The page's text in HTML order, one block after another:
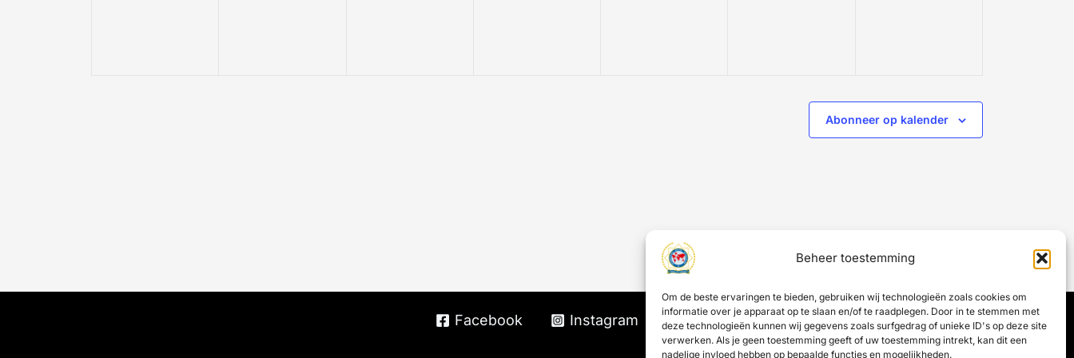
Beheer toestemming
Om de beste ervaringen te bieden, gebruiken wij technologieën zoals cookies om
informatie over je apparaat op te slaan en/of te raadplegen. Door in te stemmen met
deze technologieën kunnen wij gegevens zoals surfgedrag of unieke ID's op deze site
verwerken. Als je geen toestemming geeft of uw toestemming intrekt, kan dit een
nadelige invloed hebben op bepaalde functies en mogelijkheden.
Abonneer op kalender
Facebook Instagram